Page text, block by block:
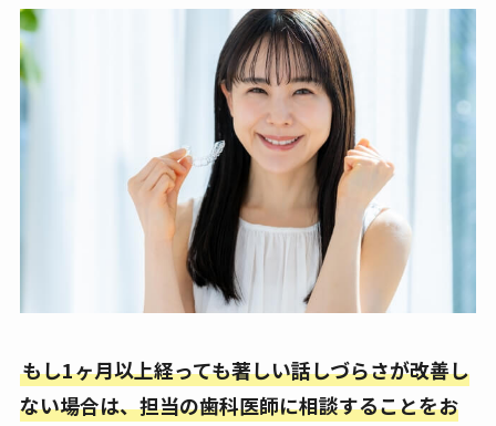
もし1ヶ月以上経っても著しい話しづらさが改善し
ない場合は、担当の歯科医師に相談することをお